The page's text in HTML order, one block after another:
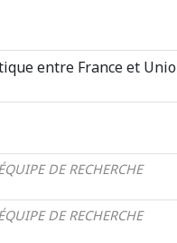
entre France et
DE RECHERCHE
DE RECHERCHE